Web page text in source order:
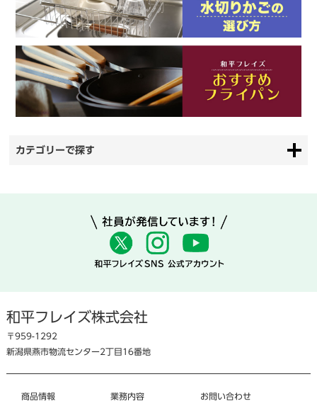
カテゴリーで探す
和平フレイズ株式会社
〒959-1292
新潟県燕市物流センター2丁目16番地
商品情報
業務内容
お問い合わせ